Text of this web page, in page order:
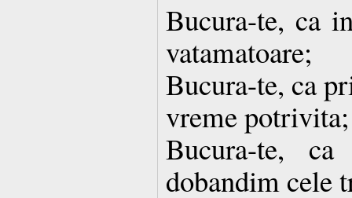
Bucura-te, ca
vatamatoare;
Bucura-te, ca
vreme potrivita;
Bucura-te,
dobandim cele